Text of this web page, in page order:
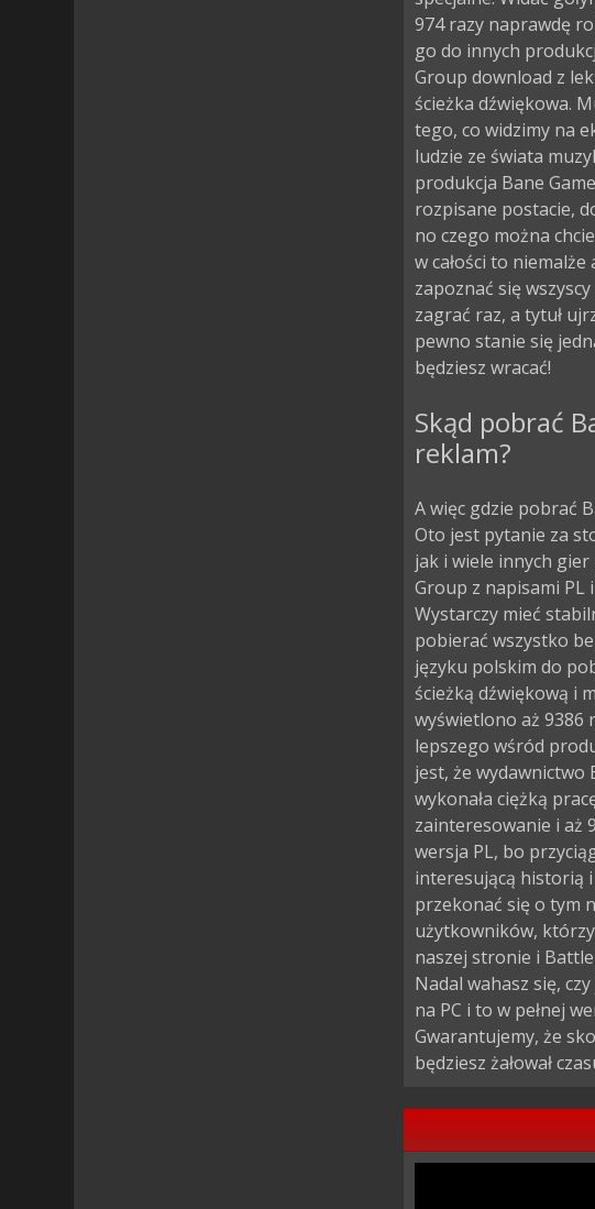
974 razy naprawdę
go do innych
Group download z
ścieżka dźwiękowa.
tego, co widzimy na
ludzie ze świata
produkcja Bane
rozpisane postacie,
no czego można
w całości to
zapoznać się
zagrać raz, a tytuł
pewno stanie się
będziesz wracać!
Skąd pobrać
reklam?
A więc gdzie pobrać
Oto jest pytanie za
jak i wiele innych
Group z napisami
Wystarczy mieć
pobierać wszystko
języku polskim do
ścieżką dźwiękową i
wyświetlono aż 9386
lepszego wśród
jest, że wydawnictwo
wykonała ciężką
zainteresowanie i aż
wersja PL, bo
interesującą historią
przekonać się o tym
użytkowników,
naszej stronie i
Nadal wahasz się,
na PC i to w pełnej
Gwarantujemy, że
będziesz żałował